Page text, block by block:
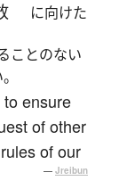
に向けた
ことのない
ensure
of other
of our
— Jreibun